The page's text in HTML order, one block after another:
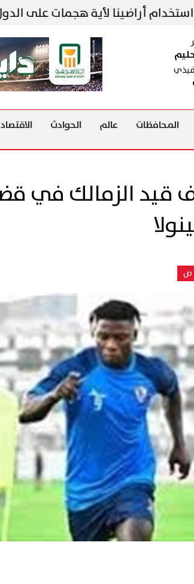
أراضينا لأية هجمات على الدول
المحافظات عالم الحوادث الاقتصاد
قيد الزمالك في